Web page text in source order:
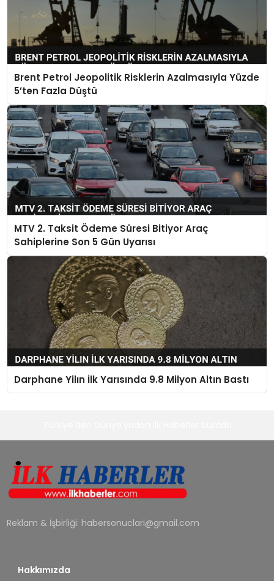
Brent Petrol Jeopolitik Risklerin Azalmasıyla Yüzde
5’ten Fazla Düştü
MTV 2. Taksit Ödeme Süresi Bitiyor Araç
Sahiplerine Son 5 Gün Uyarısı
Darphane Yilın İlk Yarısında 9.8 Milyon Altın Bastı
Reklam & İşbirliği: habersonuclari@gmail.com
Hakkımızda